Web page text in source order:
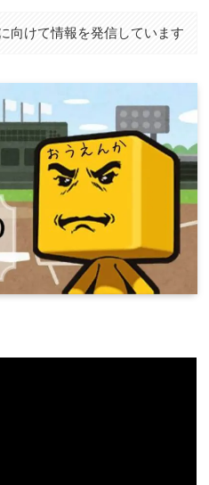
向けて情報を発信しています